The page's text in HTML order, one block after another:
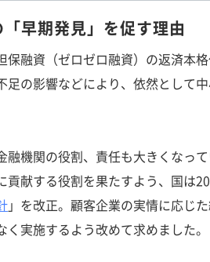
早期発見」を促す理由
融資（ゼロゼロ融資）の返済本
の影響などにより、依然として
機関の役割、責任も大きくなって
献する役割を果たすよう、国は
」を改正。顧客企業の実情に応じ
実施するよう改めて求めました。